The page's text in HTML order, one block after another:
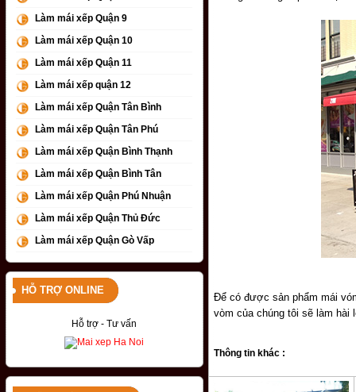
Làm mái xếp Quận 9
Làm mái xếp Quận 10
Làm mái xếp Quận 11
Làm mái xếp quận 12
Làm mái xếp Quận Tân Bình
Làm mái xếp Quận Tân Phú
Làm mái xếp Quận Bình Thạnh
Làm mái xếp Quận Bình Tân
Làm mái xếp Quận Phú Nhuận
Làm mái xếp Quận Thủ Đức
Làm mái xếp Quận Gò Vấp
HỖ TRỢ ONLINE
Hỗ trợ - Tư vấn
Để có được sản phẩm mái
vòm của chúng tôi sẽ làm hài
Thông tin khác :